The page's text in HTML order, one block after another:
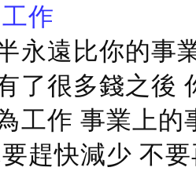
作
永遠比你的事
了很多錢之後
工作 事業上
趕快減少 不